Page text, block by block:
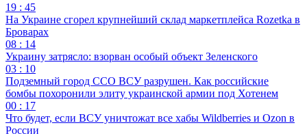
19 : 45
На Украине сгорел крупнейший склад маркетплейса Rozetka в
Броварах
08 : 14
Украину затрясло: взорван особый объект Зеленского
03 : 10
Подземный город ССО ВСУ разрушен. Как российские
бомбы похоронили элиту украинской армии под Хотенем
00 : 17
Что будет, если ВСУ уничтожат все хабы Wildberries и Ozon в
России